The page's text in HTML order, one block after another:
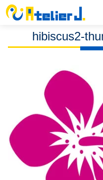
hibiscus2-